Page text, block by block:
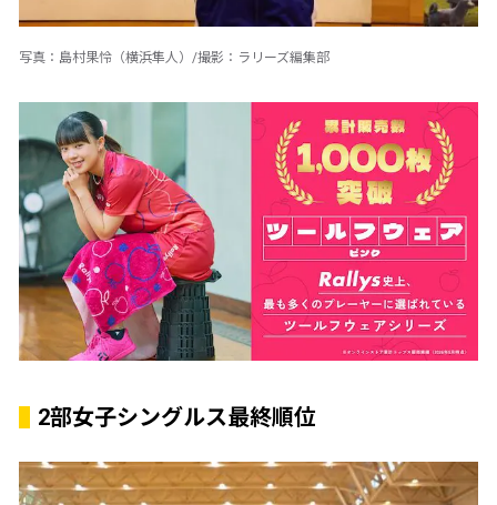
写真：島村果怜（横浜隼人）/撮影：ラリーズ編集部
2部女子シングルス最終順位